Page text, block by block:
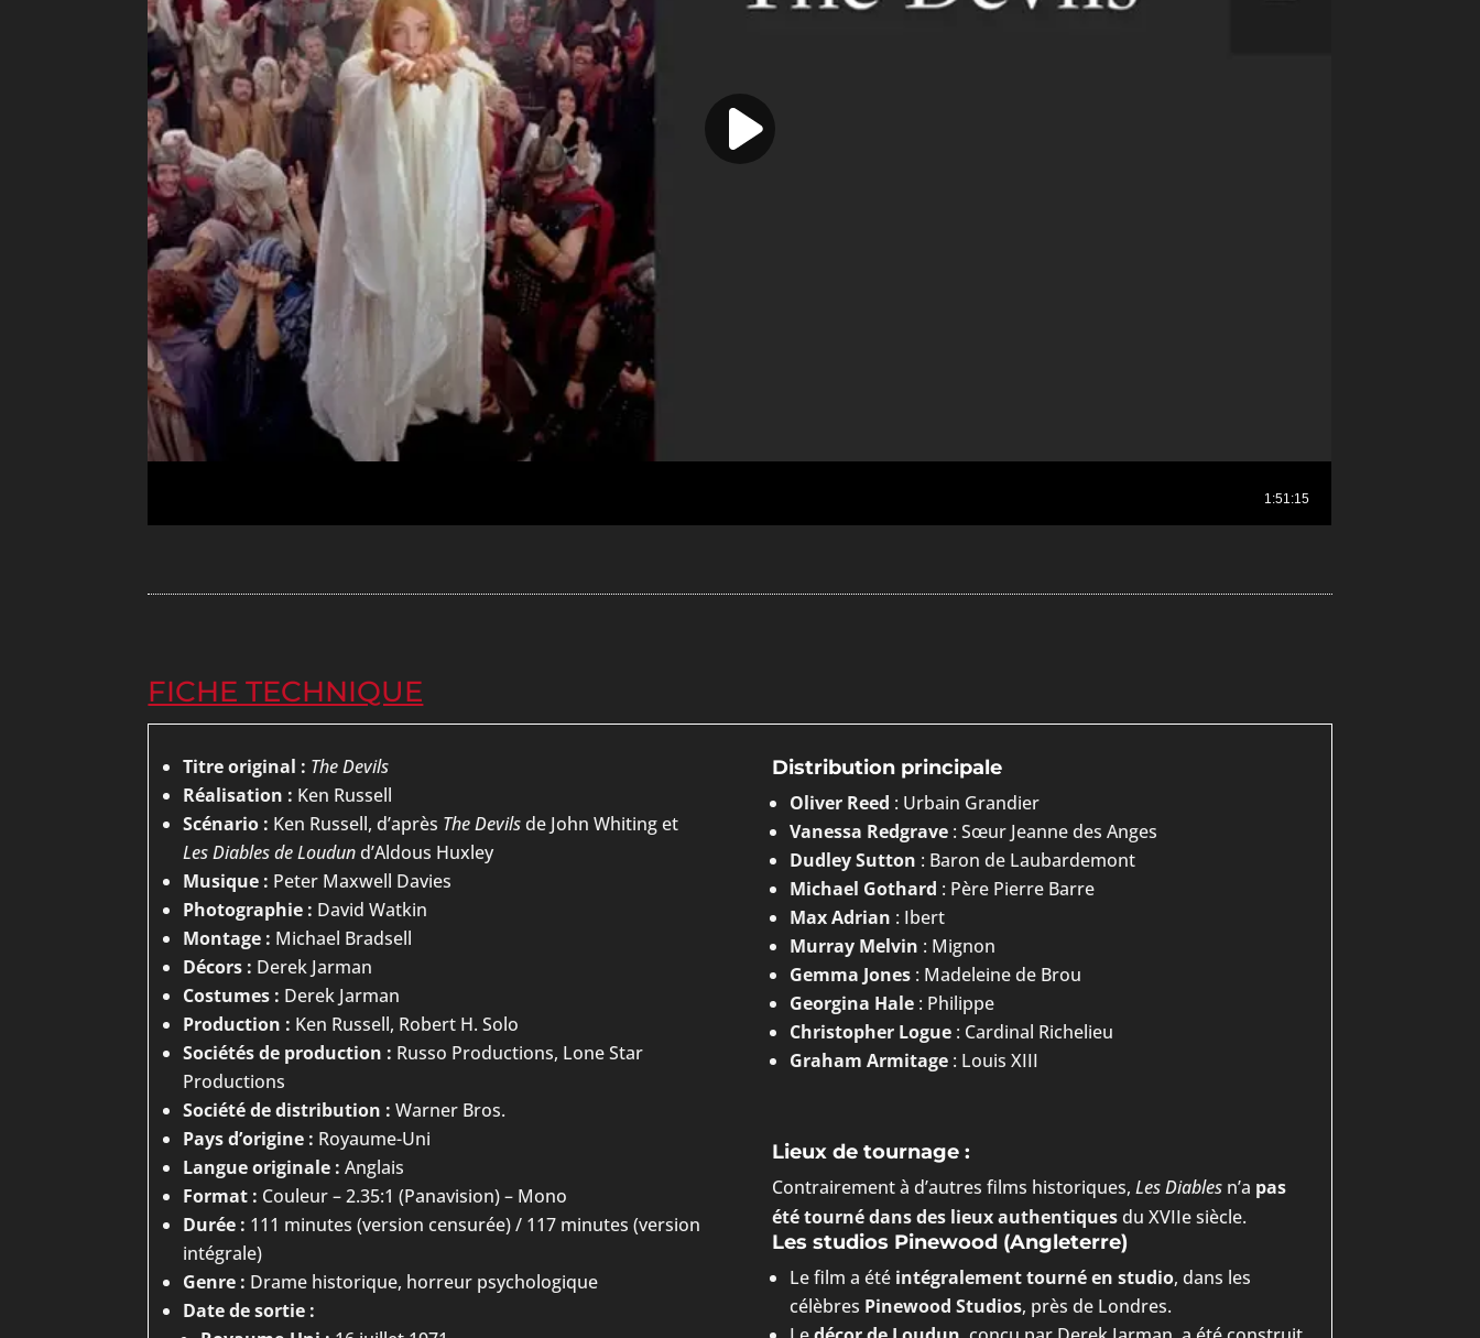
FICHE TECHNIQUE
Titre original : The Devils
Réalisation : Ken Russell
Scénario : Ken Russell, d’après The Devilsde John Whiting et
Les Diables de Loudund’Aldous Huxley
Musique : Peter Maxwell Davies
Photographie : David Watkin
Montage : Michael Bradsell
Décors : Derek Jarman
Costumes : Derek Jarman
Production : Ken Russell, Robert H. Solo
Sociétés de production : Russo Productions, Lone Star
Productions
Société de distribution : Warner Bros.
Pays d’origine : Royaume-Uni
Langue originale : Anglais
Format : Couleur – 2.35:1 (Panavision) – Mono
Durée : 111 minutes (version censurée) / 117 minutes (version
intégrale)
Genre : Drame historique, horreur psychologique
Date de sortie :
Distribution principale
Oliver Reed : Urbain Grandier
Vanessa Redgrave: Sœur Jeanne des Anges
Dudley Sutton : Baron de Laubardemont
Michael Gothard : Père Pierre Barre
Max Adrian : Ibert
Murray Melvin : Mignon
Gemma Jones: Madeleine de Brou
Georgina Hale: Philippe
Christopher Logue: Cardinal Richelieu
Graham Armitage: Louis XIII
Lieux de tournage :
Contrairement à d’autres films historiques, Les Diablesn’a pas
été tourné dans des lieux authentiquesdu XVIIe siècle.
Les studios Pinewood (Angleterre)
Le film a été intégralement tourné en studio, dans les
célèbres Pinewood Studios, près de Londres.